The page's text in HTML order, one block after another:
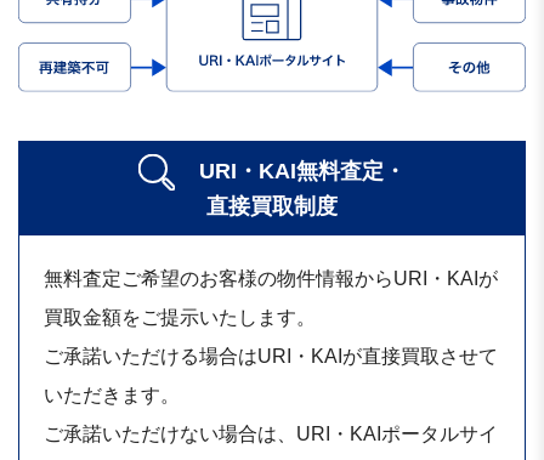
URI・KAI無料査定・
直接買取制度
無料査定ご希望のお客様の物件情報からURI・KAIが
買取金額をご提示いたします。
ご承諾いただける場合はURI・KAIが直接買取させて
いただきます。
ご承諾いただけない場合は、URI・KAIポータルサイ